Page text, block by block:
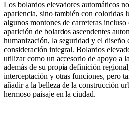
Los bolardos elevadores automáticos
apariencia, sino también con coloridas
algunos montones de carreteras
aparición de bolardos ascendentes
humanización, la seguridad y el diseño
consideración integral. Bolardos
utilizar como un accesorio de apoyo a
además de su propia definición
interceptación y otras funciones, pero
añadir a la belleza de la construcción
hermoso paisaje en la ciudad.